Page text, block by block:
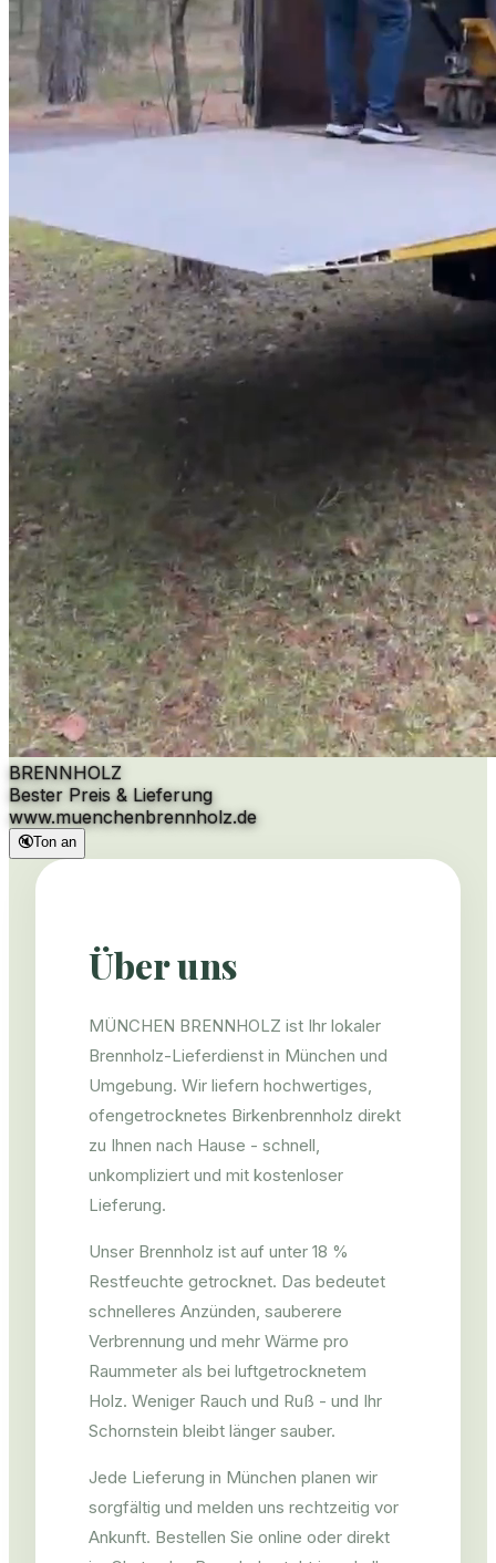
BRENNHOLZ
Bester Preis & Lieferung
www.muenchenbrennholz.de
🔇Ton an
Über uns
MÜNCHEN BRENNHOLZ ist Ihr lokaler
Brennholz-Lieferdienst in München und
Umgebung. Wir liefern hochwertiges,
ofengetrocknetes Birkenbrennholz direkt
zu Ihnen nach Hause - schnell,
unkompliziert und mit kostenloser
Lieferung.
Unser Brennholz ist auf unter 18 %
Restfeuchte getrocknet. Das bedeutet
schnelleres Anzünden, sauberere
Verbrennung und mehr Wärme pro
Raummeter als bei luftgetrocknetem
Holz. Weniger Rauch und Ruß - und Ihr
Schornstein bleibt länger sauber.
Jede Lieferung in München planen wir
sorgfältig und melden uns rechtzeitig vor
Ankunft. Bestellen Sie online oder direkt